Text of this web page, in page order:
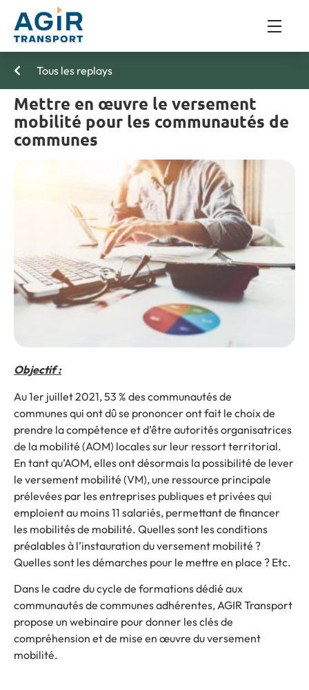
Tous les replays
Mettre en œuvre le versement
mobilité pour les communautés de
communes
Objectif :
Au 1er juillet 2021, 53 % des communautés de
communes qui ont dû se prononcer ont fait le choix de
prendre la compétence et d’être autorités organisatrices
de la mobilité (AOM) locales sur leur ressort territorial.
En tant qu’AOM, elles ont désormais la possibilité de lever
le versement mobilité (VM), une ressource principale
prélevées par les entreprises publiques et privées qui
emploient au moins 11 salariés, permettant de financer
les mobilités de mobilité. Quelles sont les conditions
préalables à l’instauration du versement mobilité ?
Quelles sont les démarches pour le mettre en place ? Etc.
Dans le cadre du cycle de formations dédié aux
communautés de communes adhérentes, AGIR Transport
propose un webinaire pour donner les clés de
compréhension et de mise en œuvre du versement
mobilité.